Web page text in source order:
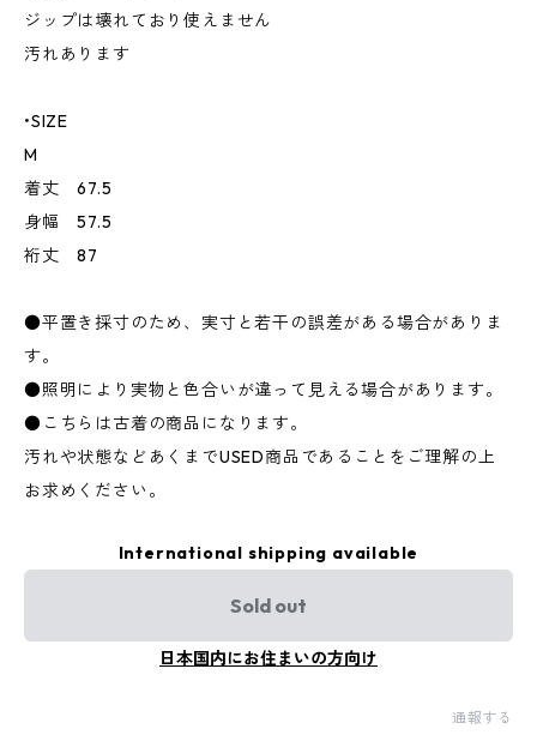
ジップは壊れており使えません
汚れあります
•SIZE
M
着丈 67.5
身幅 57.5
裄丈 87
●平置き採寸のため、実寸と若干の誤差がある場合がありま
す。
●照明により実物と色合いが違って見える場合があります。
●こちらは古着の商品になります。
汚れや状態などあくまでUSED商品であることをご理解の上
お求めください。
International shipping available
Sold out
日本国内にお住まいの方向け
通報する